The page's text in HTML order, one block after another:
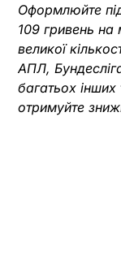
Оформлюйте
109 гривень на
великої
АПЛ,
багатьох
отримуйте